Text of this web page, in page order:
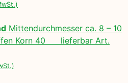
Mittendurchmesser ca. 8 – 10
Korn 40 lieferbar Art.